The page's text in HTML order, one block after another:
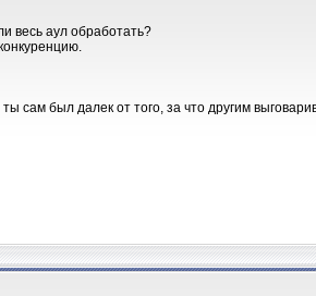
весь аул обработать?
сам был далек от того, за что другим